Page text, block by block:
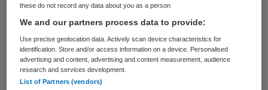
Wie in Ziekenhuis Rijnstate een patiënt wil
bezoeken, kan zelf zijn bezoektijd bepalen.
De raad van bestuur van Alysis Zorggroep
these do not record any data about you as a person
We and our partners process data to provide:
Use precise geolocation data. Actively scan device characteristics for
identification. Store and/or access information on a device. Personalised
advertising and content, advertising and content measurement, audience
research and services development.
List of Partners (vendors)